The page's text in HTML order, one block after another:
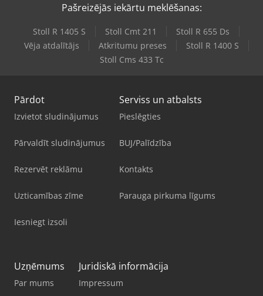
Pašreizējās iekārtu meklēšanas:
Stoll R 1405 S Stoll Cmt 211
Stoll R 655 Ds
Vēja atdalītājs
Atkritumu preses
Stoll R 1400 S
Stoll Cms 433 Tc
Pārdot
Izvietot sludinājumus
Pārvaldīt sludinājumus
Rezervēt reklāmu
Uzticamības zīme
Iesniegt izsoli
Serviss un atbalsts
Pieslēgties
BUJ/Palīdzība
Kontakts
Parauga pirkuma līgums
Uzņēmums
Par mums
Juridiskā informācija
Impressum